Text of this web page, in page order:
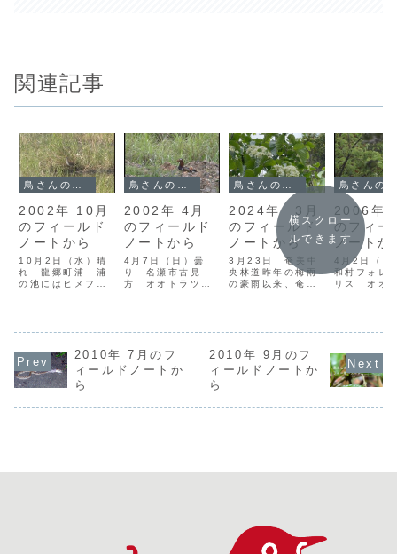
関連記事
2002年 10月
のフィールド
ノートから
10月2日（水）晴
れ 龍郷町浦 浦
の池にはヒメフチ
たので、様子をう
た。しかし、池は
一面ホテイアオイ
が生い茂り、水面
をのぞくことがで
こむことができ
2002年 4月
のフィールド
ノートから
4月7日（日）曇
り 名瀬市古見
方 オオトラツグ
立ち寄った。ここ
は大川の中と農耕
地の電柱や電線で
ある。まずは大川
をのぞくが、鳥影
が1羽にバンが1
2024年 3月
のフィールド
ノートから
3月23日 奄美中
央林道昨年の梅雨
の豪雨以来、奄美
まっており、車で
はできない。それ
もあって3月17日
に実施した第31回
は、慣れたベテラ
2006年
のフィー
ノートか
4月2日（
和村フォレ
リス オオ
斉調査でカ
奄美野鳥の
ンバーでこ
と補足調査
ている。そ
り、本日は
横スクロー
ルできます
2010年 7月のフ
ィールドノートか
ら
2010年 9月のフ
ィールドノートか
ら